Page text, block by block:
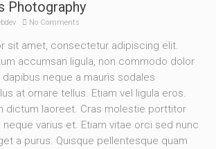
Photography
No Comments
sit amet, consectetur adipiscing elit.
accumsan ligula, non commodo dolor
neque a mauris sodales
at ornare tellus. Etiam vel ligula eros.
dictum laoreet. Cras molestie porttitor
varius et. Etiam vitae orci sed nunc
a purus. Quisque pellentesque quam